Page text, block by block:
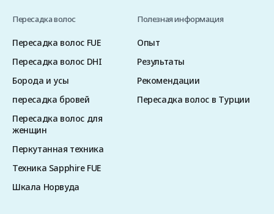
Пересадка волос
Пересадка волос FUE
Пересадка волос DHI
Борода и усы
пересадка бровей
Пересадка волос для
женщин
Перкутанная техника
Техника Sapphire FUE
Шкала Норвуда
Полезная информация
Опыт
Результаты
Рекомендации
Пересадка волос в Турции